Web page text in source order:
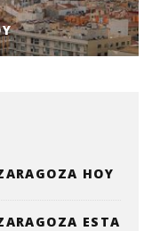
HOY
ESTA